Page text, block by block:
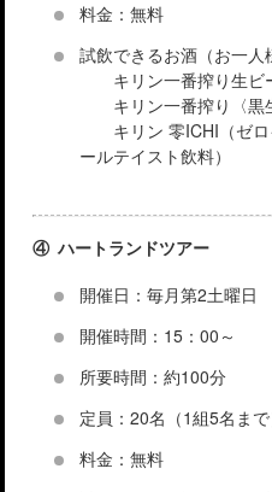
料金：無料
試飲できるお酒（お一人
キリン一番搾り生ビ
キリン一番搾り〈黒
キリン 零ICHI（ゼロ
ールテイスト飲料）
④ ハートランドツアー
開催日：毎月第2土曜日
開催時間：15：00～
所要時間：約100分
定員：20名（1組5名まで
料金：無料